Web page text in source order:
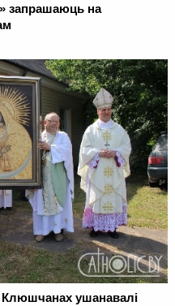
запрашаюць на
Клюшчанах ушанавалі